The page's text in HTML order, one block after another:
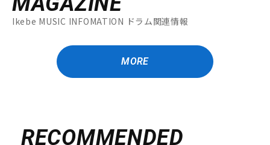
Ikebe MUSIC INFOMATION ドラム関連情報
MORE
RECOMMENDED